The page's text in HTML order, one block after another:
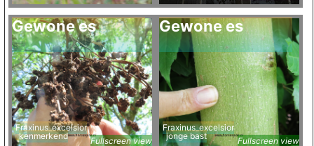
Gewone es
Fraxinus_excelsior
kenmerkend
Fullscreen view
Gewone es
Fraxinus_excelsior
jonge bast
Fullscreen view